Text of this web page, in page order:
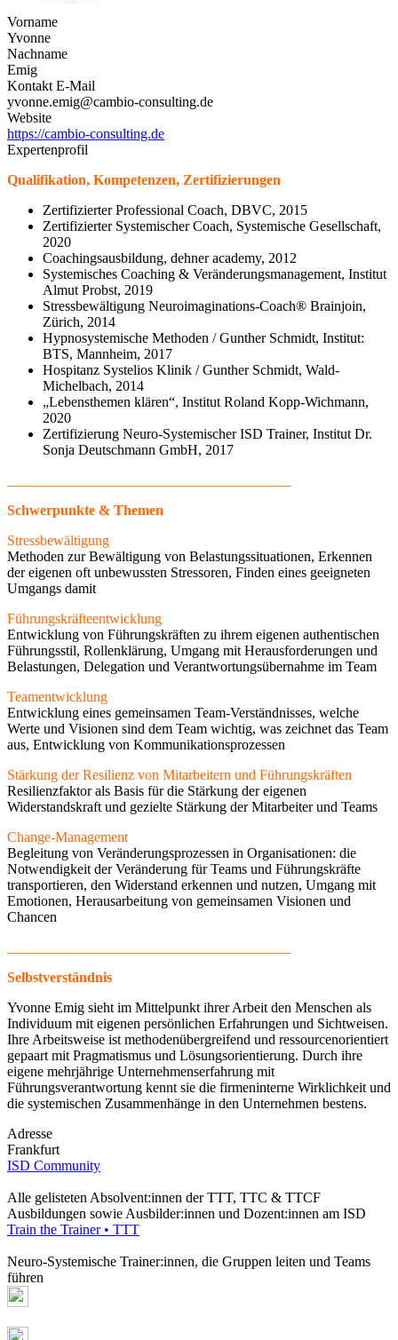
Vorname
Yvonne
Nachname
Emig
Kontakt E-Mail
yvonne.emig@cambio-consulting.de
Website
https://cambio-consulting.de
Expertenprofil
Qualifikation, Kompetenzen, Zertifizierungen
Zertifizierter Professional Coach, DBVC, 2015
Zertifizierter Systemischer Coach, Systemische Gesellschaft,
2020
Coachingsausbildung, dehner academy, 2012
Systemisches Coaching & Veränderungsmanagement, Institut
Almut Probst, 2019
Stressbewältigung Neuroimaginations-Coach® Brainjoin,
Zürich, 2014
Hypnosystemische Methoden / Gunther Schmidt, Institut:
BTS, Mannheim, 2017
Hospitanz Systelios Klinik / Gunther Schmidt, Wald-
Michelbach, 2014
„Lebensthemen klären“, Institut Roland Kopp-Wichmann,
2020
Zertifizierung Neuro-Systemischer ISD Trainer, Institut Dr.
Sonja Deutschmann GmbH, 2017
Schwerpunkte & Themen
Stressbewältigung
Methoden zur Bewältigung von Belastungssituationen, Erkennen
der eigenen oft unbewussten Stressoren, Finden eines geeigneten
Umgangs damit
Führungskräfteentwicklung
Entwicklung von Führungskräften zu ihrem eigenen authentischen
Führungsstil, Rollenklärung, Umgang mit Herausforderungen und
Belastungen, Delegation und Verantwortungsübernahme im Team
Teamentwicklung
Entwicklung eines gemeinsamen Team-Verständnisses, welche
Werte und Visionen sind dem Team wichtig, was zeichnet das Team
aus, Entwicklung von Kommunikationsprozessen
Stärkung der Resilienz von Mitarbeitern und Führungskräften
Resilienzfaktor als Basis für die Stärkung der eigenen
Widerstandskraft und gezielte Stärkung der Mitarbeiter und Teams
Change-Management
Begleitung von Veränderungsprozessen in Organisationen: die
Notwendigkeit der Veränderung für Teams und Führungskräfte
transportieren, den Widerstand erkennen und nutzen, Umgang mit
Emotionen, Herausarbeitung von gemeinsamen Visionen und
Chancen
Selbstverständnis
Yvonne Emig sieht im Mittelpunkt ihrer Arbeit den Menschen als
Individuum mit eigenen persönlichen Erfahrungen und Sichtweisen.
Ihre Arbeitsweise ist methodenübergreifend und ressourcenorientiert
gepaart mit Pragmatismus und Lösungsorientierung. Durch ihre
eigene mehrjährige Unternehmenserfahrung mit
Führungsverantwortung kennt sie die firmeninterne Wirklichkeit und
die systemischen Zusammenhänge in den Unternehmen bestens.
Adresse
Frankfurt
ISD Community
Alle gelisteten Absolvent:innen der TTT, TTC & TTCF
Ausbildungen sowie Ausbilder:innen und Dozent:innen am ISD
Train the Trainer • TTT
Neuro-Systemische Trainer:innen, die Gruppen leiten und Teams
führen